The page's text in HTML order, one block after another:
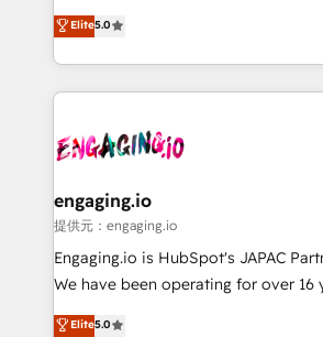
prospecting, follow-ups, service
knowledge retrieval—built in HubSpot. ⚡ Fast-
advanced optimization & adoption 📍 São Paulo, BR
• Des Moines, IA • New York, NY
previsibilidade de receita. Combinamos Revenue
Operations (RevOps) e Inteligência
estruturar processos integrar
dados e automatizar operações. O
operacional de receita conectando
Também somos distribuidores
e de mais de 150 softwares globais
contratar e pagar a HubSpot em
fiscal no Brasil e gerar economia de
Oferecemos ainda agentes de IA
Elite5.0
engaging.io
提供元：engaging.io
Engaging.io is HubSpot's JAPAC
We have been operating for over 16
one of HubSpot's most experienced
Elite5.0